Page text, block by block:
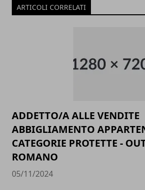
ARTICOLI CORRELATI
ADDETTO/A ALLE VENDITE
ABBIGLIAMENTO
CATEGORIE PROTETTE -
ROMANO
05/11/2024